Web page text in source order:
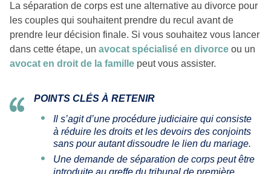
La séparation de corps est une alternative au divorce pour
les couples qui souhaitent prendre du recul avant de
prendre leur décision finale. Si vous souhaitez vous lancer
dans cette étape, un avocat spécialisé en divorce ou un
avocat en droit de la famille peut vous assister.
POINTS CLÉS À RETENIR
Il s’agit d’une procédure judiciaire qui consiste
à réduire les droits et les devoirs des conjoints
sans pour autant dissoudre le lien du mariage.
Une demande de séparation de corps peut être
introduite au greffe du tribunal de première